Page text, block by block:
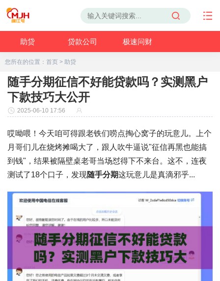
助贷 贷款公司 极速问财
您所在的位置： 首页 > 助贷
随手分期征信不好能贷款吗？实测黑户
下款技巧大公开
2025-06-10 17:56
哎呦喂！今天咱可得跟老铁们唠点掏心窝子的玩意儿。上个
月哥们儿在烧烤摊喝大了，跟人吹牛逼说"征信再黑也能搞
到钱" ，结果被隔壁桌老哥当场怼得下不来台。这不，连夜
测试了18个口子，发现随手分期这玩意儿是真滴邪乎...